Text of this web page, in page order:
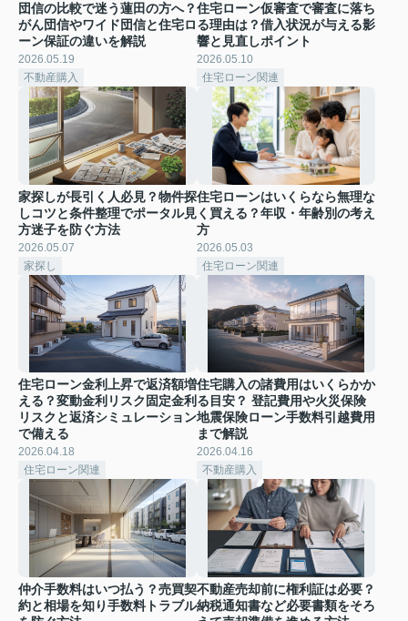
団信の比較で迷う蓮田の方へ？
がん団信やワイド団信と住宅ロ
ーン保証の違いを解説
2026.05.19
不動産購入
住宅ローン仮審査で審査に落ち
る理由は？借入状況が与える影
響と見直しポイント
2026.05.10
住宅ローン関連
家探しが長引く人必見？物件探
しコツと条件整理でポータル見
方迷子を防ぐ方法
2026.05.07
家探し
住宅ローンはいくらなら無理な
く買える？年収・年齢別の考え
方
2026.05.03
住宅ローン関連
住宅ローン金利上昇で返済額増
える？変動金利リスク固定金利
リスクと返済シミュレーション
で備える
2026.04.18
住宅ローン関連
住宅購入の諸費用はいくらかか
る目安？ 登記費用や火災保険
地震保険ローン手数料引越費用
まで解説
2026.04.16
不動産購入
仲介手数料はいつ払う？売買契
約と相場を知り手数料トラブル
不動産売却前に権利証は必要？
納税通知書など必要書類をそろ